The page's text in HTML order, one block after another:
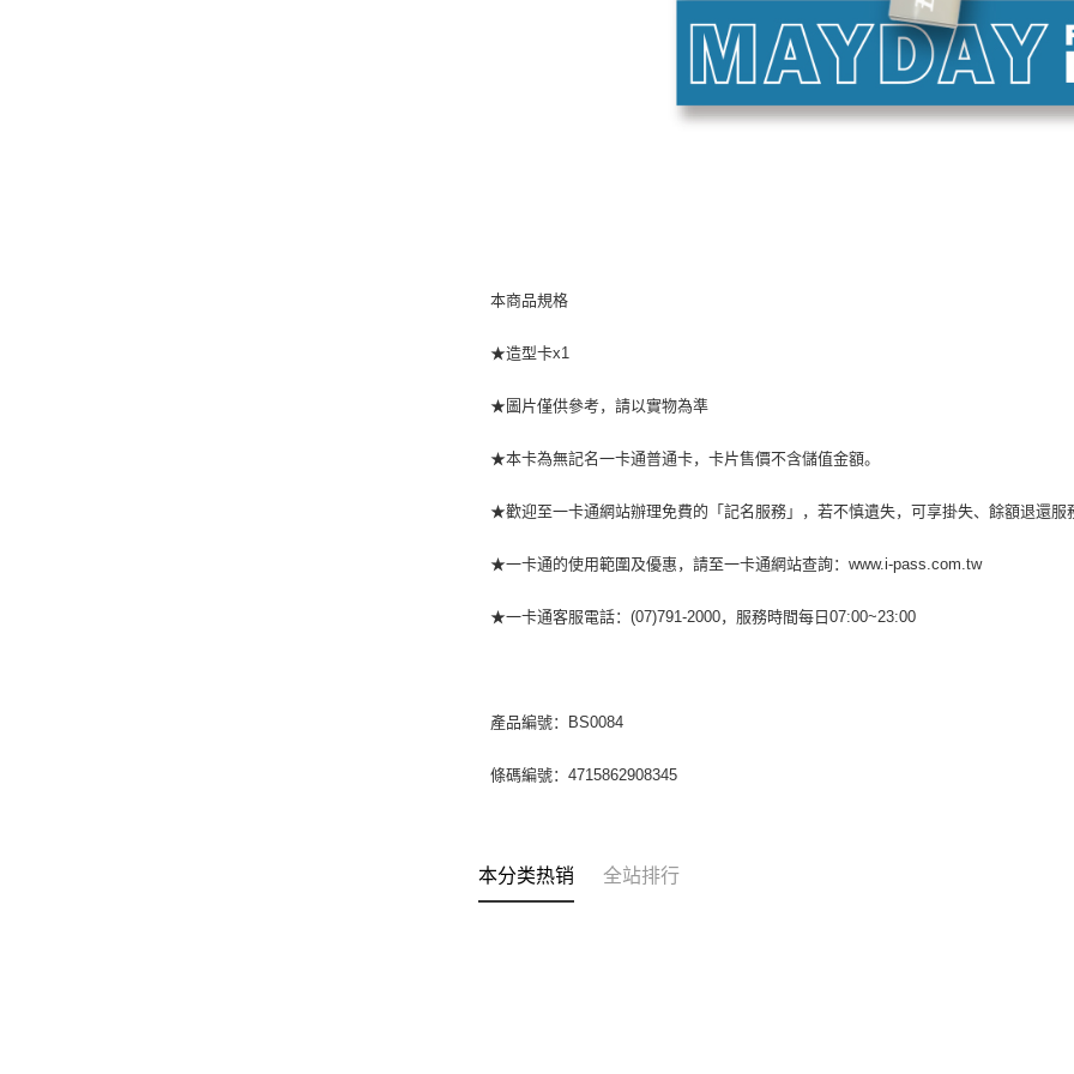
本商品規格
★造型卡x1
★圖片僅供參考，請以實物為準
★本卡為無記名一卡通普通卡，卡片售價不含儲值金額。
★歡迎至一卡通網站辦理免費的「記名服務」，若不慎遺失，可享掛失、餘額退還
★一卡通的使用範圍及優惠，請至一卡通網站查詢：www.i-pass.com.tw
★一卡通客服電話：(07)791-2000，服務時間每日07:00~23:00
產品編號：BS0084
條碼編號：4715862908345
本分类热销 全站排行